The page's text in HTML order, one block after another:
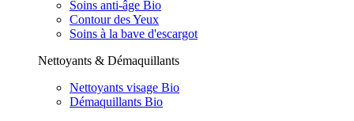
Soins anti-âge Bio
Contour des Yeux
Soins à la bave d'escargot
Nettoyants & Démaquillants
Nettoyants visage Bio
Démaquillants Bio